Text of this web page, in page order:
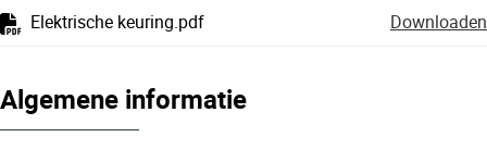
Elektrische keuring.pdf
Downloaden
Algemene informatie